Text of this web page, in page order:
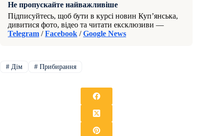
Не пропускайте найважливіше
Підписуйтесь, щоб бути в курсі новин Куп’янська,
дивитися фото, відео та читати ексклюзиви —
Telegram /Facebook /Google News
#Дім #Прибирання